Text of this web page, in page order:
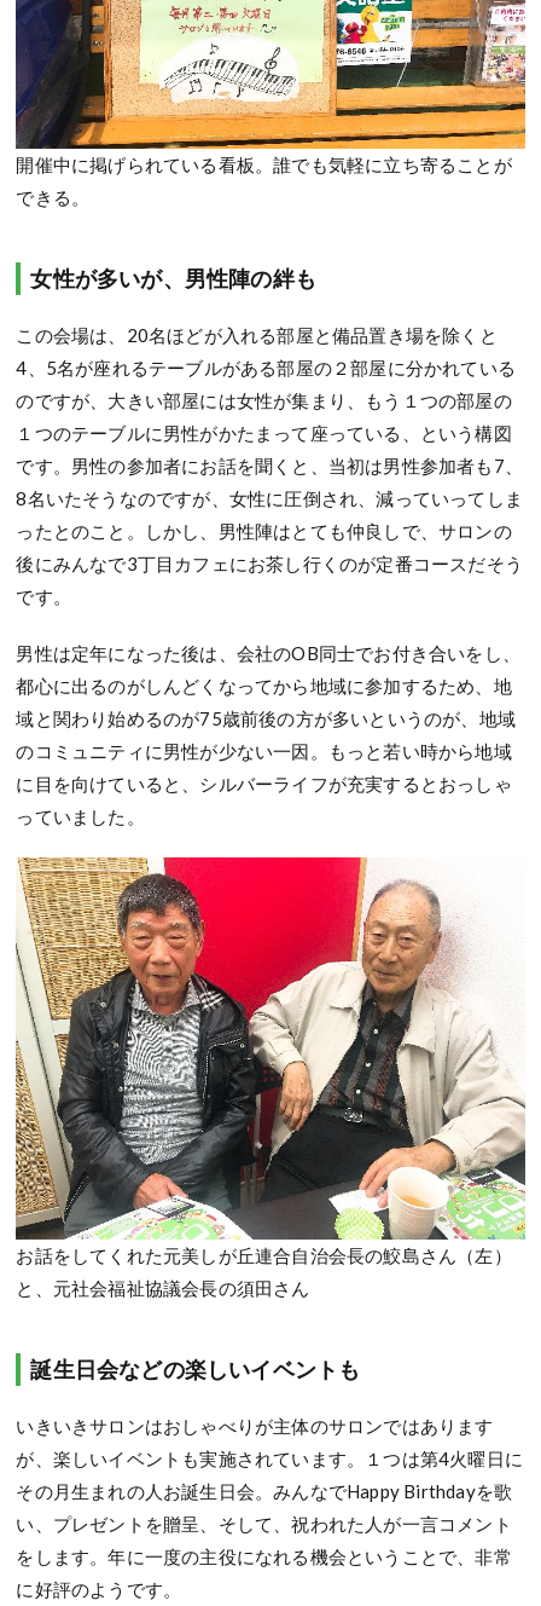
開催中に掲げられている看板。誰でも気軽に立ち寄ることが
できる。
女性が多いが、男性陣の絆も
この会場は、20名ほどが入れる部屋と備品置き場を除くと
4、5名が座れるテーブルがある部屋の２部屋に分かれている
のですが、大きい部屋には女性が集まり、もう１つの部屋の
１つのテーブルに男性がかたまって座っている、という構図
です。男性の参加者にお話を聞くと、当初は男性参加者も7、
8名いたそうなのですが、女性に圧倒され、減っていってしま
ったとのこと。しかし、男性陣はとても仲良しで、サロンの
後にみんなで3丁目カフェにお茶し行くのが定番コースだそう
です。
男性は定年になった後は、会社のOB同士でお付き合いをし、
都心に出るのがしんどくなってから地域に参加するため、地
域と関わり始めるのが75歳前後の方が多いというのが、地域
のコミュニティに男性が少ない一因。もっと若い時から地域
に目を向けていると、シルバーライフが充実するとおっしゃ
っていました。
お話をしてくれた元美しが丘連合自治会長の鮫島さん（左）
と、元社会福祉協議会長の須田さん
誕生日会などの楽しいイベントも
いきいきサロンはおしゃべりが主体のサロンではあります
が、楽しいイベントも実施されています。１つは第4火曜日に
その月生まれの人お誕生日会。みんなでHappy Birthdayを歌
い、プレゼントを贈呈、そして、祝われた人が一言コメント
をします。年に一度の主役になれる機会ということで、非常
に好評のようです。